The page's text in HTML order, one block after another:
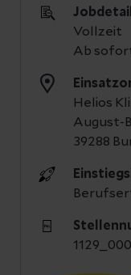
Vollzeit
Ab
Helios
August-
39288